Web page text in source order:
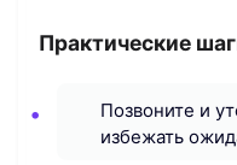
Практические
Позвоните и
избежать